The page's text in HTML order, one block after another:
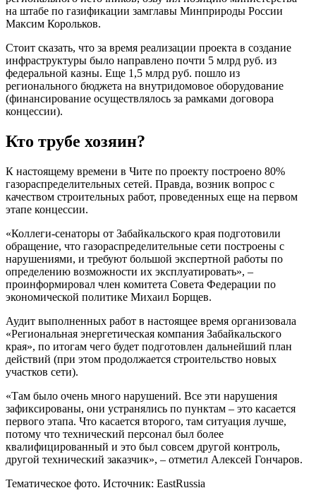
на штабе по газификации замглавы Минприроды России
Максим Корольков.
Стоит сказать, что за время реализации проекта в создание
инфраструктуры было направлено почти 5 млрд руб. из
федеральной казны. Еще 1,5 млрд руб. пошло из
регионального бюджета на внутридомовое оборудование
(финансирование осуществлялось за рамками договора
концессии).
Кто трубе хозяин?
К настоящему времени в Чите по проекту построено 80%
газораспределительных сетей. Правда, возник вопрос с
качеством строительных работ, проведенных еще на первом
этапе концессии.
«Коллеги-сенаторы от Забайкальского края подготовили
обращение, что газораспределительные сети построены с
нарушениями, и требуют большой экспертной работы по
определению возможности их эксплуатировать», –
проинформировал член комитета Совета Федерации по
экономической политике Михаил Борщев.
Аудит выполненных работ в настоящее время организовала
«Региональная энергетическая компания Забайкальского
края», по итогам чего будет подготовлен дальнейший план
действий (при этом продолжается строительство новых
участков сети).
«Там было очень много нарушений. Все эти нарушения
зафиксированы, они устранялись по пунктам – это касается
первого этапа. Что касается второго, там ситуация лучше,
потому что технический персонал был более
квалифицированный и это был совсем другой контроль,
другой технический заказчик», – отметил Алексей Гончаров.
Тематическое фото. Источник: EastRussia